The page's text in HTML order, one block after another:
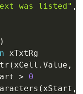
was listed" ,
)
xTxtRg
( xCell . Value ,
>
0
( xStart ,